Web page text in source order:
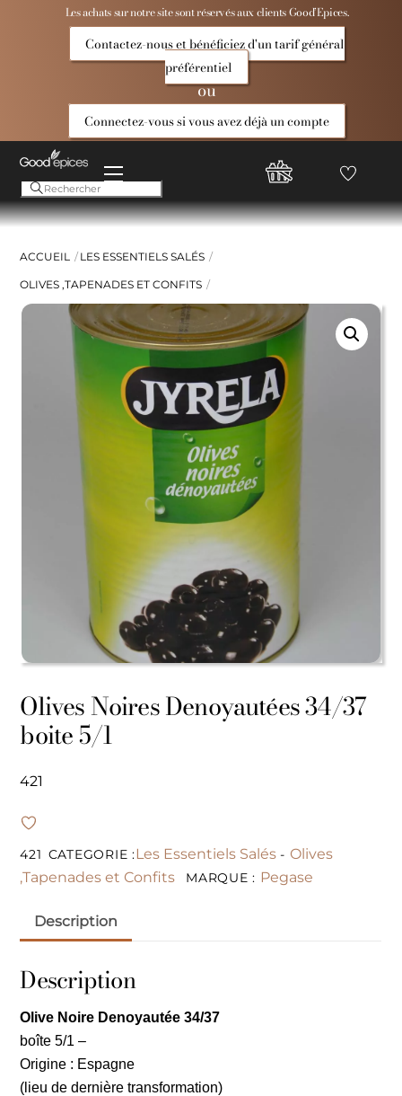
Les achats sur notre site sont réservés aux clients Good’Epices.
Contactez-nous et bénéficiez d'un tarif général
préférentiel
ou
Connectez-vous si vous avez déjà un compte
Menu
Compte
Good
Favoris
ACCUEIL LES ESSENTIELS SALÉS
OLIVES ,TAPENADES ET CONFITS
Olives Noires Denoyautées 34/37
boite 5/1
421
421 CATEGORIE :Les Essentiels Salés- Olives
,Tapenades et Confits
MARQUE : Pegase
Description
Description
Olive Noire Denoyautée 34/37
boîte 5/1 –
Origine : Espagne
(lieu de dernière transformation)